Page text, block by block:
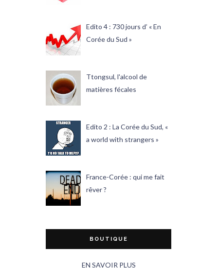
Edito 4 : 730 jours d’ « En
Corée du Sud »
Ttongsul, l'alcool de
matières fécales
Edito 2 : La Corée du Sud, «
a world with strangers »
France-Corée : qui me fait
rêver ?
BOUTIQUE
EN SAVOIR PLUS